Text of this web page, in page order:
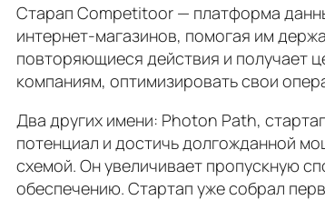
Старап Competitoor — платформа
интернет-магазинов, помогая им
повторяющиеся действия и получает
компаниям, оптимизировать свои
Два других имени: Photon Path,
потенциал и достичь долгожданной
схемой. Он увеличивает пропускную
обеспечению. Стартап уже собрал